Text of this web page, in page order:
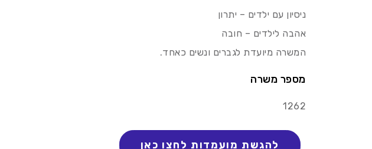
ניסיון עם ילדים – יתרון
אהבה לילדים – חובה
המשרה מיועדת לגברים ונשים כאחד.
מספר משרה
1262